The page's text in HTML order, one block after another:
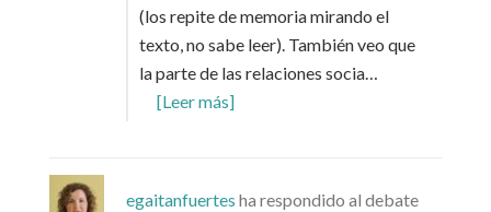
(los repite de memoria mirando el
texto, no sabe leer). También veo que
la parte de las relaciones socia…
[Leer más]
egaitanfuertes ha respondido al debate